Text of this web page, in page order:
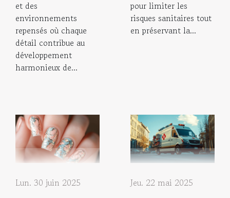
et des
environnements
repensés où chaque
détail contribue au
développement
harmonieux de...
pour limiter les
risques sanitaires tout
en préservant la...
Lun. 30 juin 2025
Jeu. 22 mai 2025